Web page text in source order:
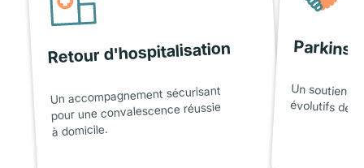
Retour d'hospitalisation
Un accompagnement sécurisant
pour une convalescence réussie
à domicile.
Un soutien
évolutifs de